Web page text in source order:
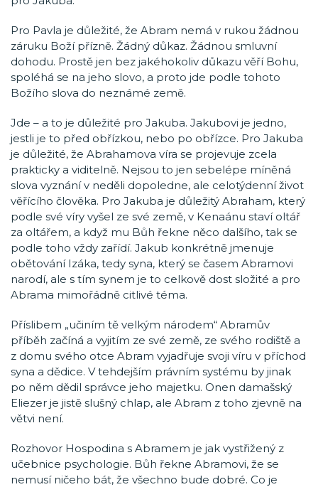
Pro Pavla je důležité, že Abram nemá v rukou žádnou
záruku Boží přízně. Žádný důkaz. Žádnou smluvní
dohodu. Prostě jen bez jakéhokoliv důkazu věří Bohu,
spoléhá se na jeho slovo, a proto jde podle tohoto
Božího slova do neznámé země.
Jde – a to je důležité pro Jakuba. Jakubovi je jedno,
jestli je to před obřízkou, nebo po obřízce. Pro Jakuba
je důležité, že Abrahamova víra se projevuje zcela
prakticky a viditelně. Nejsou to jen sebelépe míněná
slova vyznání v neděli dopoledne, ale celotýdenní život
věřícího člověka. Pro Jakuba je důležitý Abraham, který
podle své víry vyšel ze své země, v Kenaánu staví oltář
za oltářem, a když mu Bůh řekne něco dalšího, tak se
podle toho vždy zařídí. Jakub konkrétně jmenuje
obětování Izáka, tedy syna, který se časem Abramovi
narodí, ale s tím synem je to celkově dost složité a pro
Abrama mimořádně citlivé téma.
Příslibem „učiním tě velkým národem“ Abramův
příběh začíná a vyjitím ze své země, ze svého rodiště a
z domu svého otce Abram vyjadřuje svoji víru v příchod
syna a dědice. V tehdejším právním systému by jinak
po něm dědil správce jeho majetku. Onen damašský
Eliezer je jistě slušný chlap, ale Abram z toho zjevně na
větvi není.
Rozhovor Hospodina s Abramem je jak vystřižený z
učebnice psychologie. Bůh řekne Abramovi, že se
nemusí ničeho bát, že všechno bude dobré. Co je